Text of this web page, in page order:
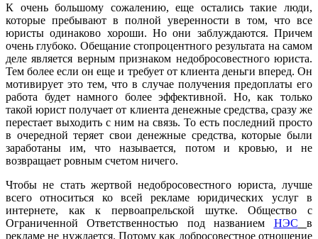
К очень большому сожалению, еще остались такие люди,
которые пребывают в полной уверенности в том, что все
юристы одинаково хороши. Но они заблуждаются. Причем
очень глубоко. Обещание стопроцентного результата на самом
деле является верным признаком недобросовестного юриста.
Тем более если он еще и требует от клиента деньги вперед. Он
мотивирует это тем, что в случае получения предоплаты его
работа будет намного более эффективной. Но, как только
такой юрист получает от клиента денежные средства, сразу же
перестает выходить с ним на связь. То есть последний просто
в очередной теряет свои денежные средства, которые были
заработаны им, что называется, потом и кровью, и не
возвращает ровным счетом ничего.
Чтобы не стать жертвой недобросовестного юриста, лучше
всего относиться ко всей рекламе юридических услуг в
интернете, как к первоапрельской шутке. Общество с
Ограниченной Ответственностью под названием НЭС
в
рекламе не нуждается. Потому как добросовестное отношение